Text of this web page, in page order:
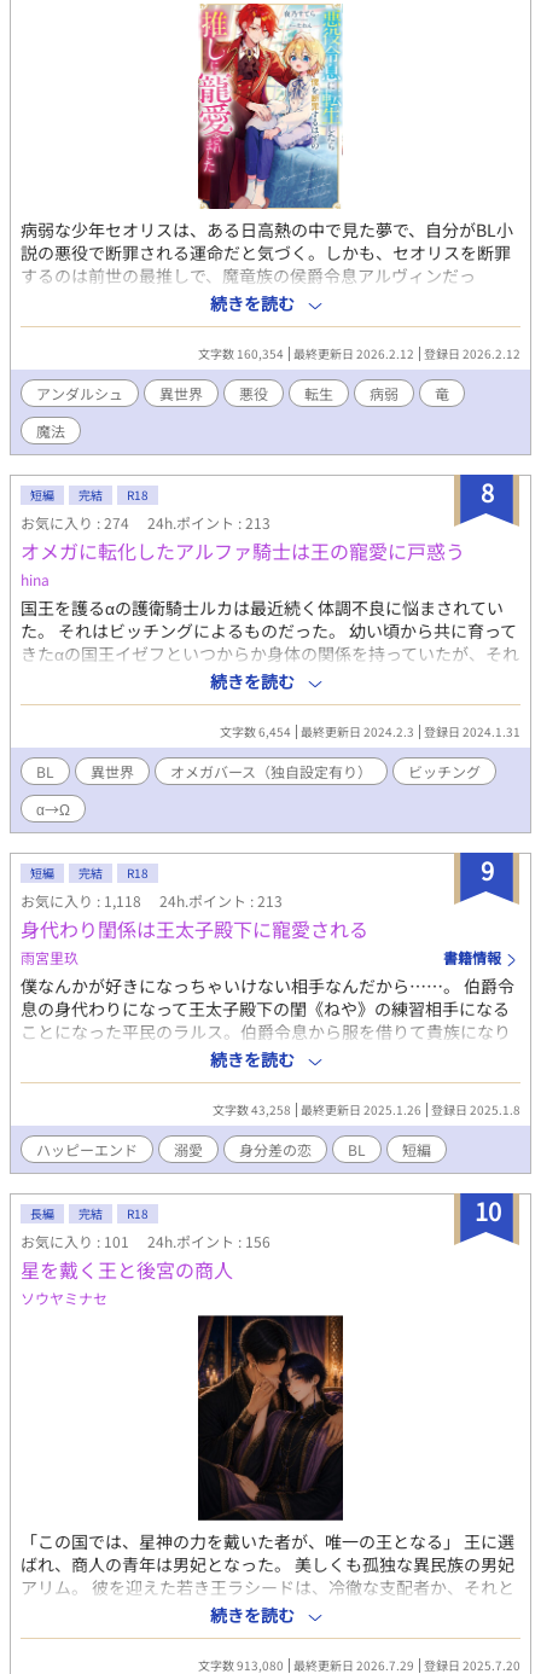
病弱な少年セオリスは、ある日高熱の中で見た夢で、自分がBL小
説の悪役で断罪される運命だと気づく。しかも、セオリスを断罪
するのは前世の最推しで、魔竜族の侯爵令息アルヴィンだっ
た！ 運命を変えようと前世の知識をフル活用したものの、小説
通り事が進み、セオリスはアルヴィンと対面してしまう。だがな
ぜか、アルヴィンは断罪するどころか、セオリスを虐める使用人
を告発したり、お土産を持ってお見舞いに来たりと、何かとセオ
リスを気にかけてくれて…!? 推しに愛でられ、守られる幸せい
っぱいの転生生活、開幕！
続きを読む
文字数 160,354 最終更新日 2026.2.12 登録日 2026.2.12
アンダルシュ 異世界 悪役 転生 病弱
竜
魔法
8
短編 完結 R18
お気に入り : 274 24h.ポイント : 213
オメガに転化したアルファ騎士は王の寵愛に戸惑う
hina
国王を護るαの護衛騎士ルカは最近続く体調不良に悩まされてい
た。 それはビッチングによるものだった。 幼い頃から共に育って
きたαの国王イゼフといつからか身体の関係を持っていたが、それ
が原因とは思ってもみなかった。 国王から寵愛され戸惑うルカの
行方は。 ※不定期更新になります。
続きを読む
文字数 6,454 最終更新日 2024.2.3 登録日 2024.1.31
BL 異世界 オメガバース（独自設定有り）
ビッチング
α→Ω
9
短編 完結 R18
お気に入り : 1,118 24h.ポイント : 213
身代わり閨係は王太子殿下に寵愛される
雨宮里玖 書籍情報
僕なんかが好きになっちゃいけない相手なんだから……。 伯爵令
息の身代わりになって王太子殿下の閨《ねや》の練習相手になる
ことになった平民のラルス。伯爵令息から服を借りて貴族になり
きり、連れて行かれたのは王太子殿下の寝所だ。 侍女に「閨事を
したからといって殿下に恋心を抱きませんように」と注意を受
け、ラルスは寝所で王太子殿下を待つ——。 アルファの王太子×
厩係の平民オメガ
続きを読む
文字数 43,258 最終更新日 2025.1.26 登録日 2025.1.8
ハッピーエンド 溺愛 身分差の恋 BL 短編
10
長編 完結 R18
お気に入り : 101 24h.ポイント : 156
星を戴く王と後宮の商人
ソウヤミナセ
「この国では、星神の力を戴いた者が、唯一の王となる」 王に選
ばれ、商人の青年は男妃となった。 美しくも孤独な異民族の男妃
アリム。 彼を迎えた若き王ラシードは、冷徹な支配者か、それと
も……。 王の寵愛を受けながらも、 その青い瞳は、周囲から「劣
った血の印」とさげすまれる。 身分、出自、信仰── すべてが重
くのしかかる王宮で、 ひとり誇りを失わずに立つ青年の、静かな
続きを読む
文字数 913,080 最終更新日 2026.7.29 登録日 2025.7.20